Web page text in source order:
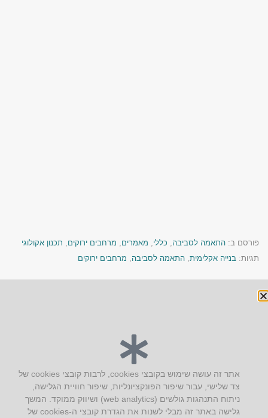
פורסם ב: התאמה לסביבה, כללי, מאמרים, מרחבים ירוקים, תכנון אקולוגי
תגיות: בנייה אקלימית, התאמה לסביבה, מרחבים ירוקים
« הקודם
אתר זה עושה שימוש בקובצי cookies, לרבות קובצי cookies של
צד שלישי, עבור שיפור הפונקציונליות, שיפור חוויית הגלישה,
ניתוח התנהגות גולשים (web analytics) ושיווק ממוקד. המשך
גלישה באתר זה מבלי לשנות את הגדרת קובצי ה-cookies של